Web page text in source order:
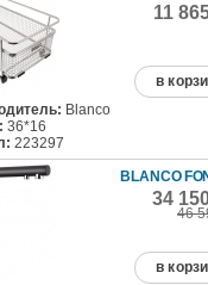
11
в
Blanco
36*16
223297
BLANCO
34
46
в